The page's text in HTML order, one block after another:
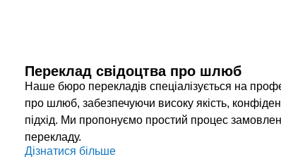
Переклад свідоцтва про шлюб
Наше бюро перекладів спеціалізується на
про шлюб, забезпечуючи високу якість,
підхід. Ми пропонуємо простий процес
перекладу.
Дізнатися більше